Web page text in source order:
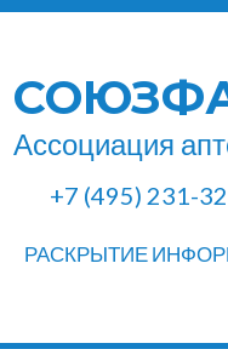
Ассоциация
+7 (495) 231-
РАСКРЫТИЕ